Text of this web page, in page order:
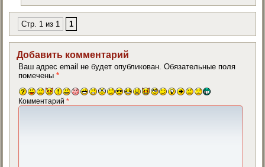
Стр. 1 из 1 1
Добавить комментарий
Ваш адрес email не будет опубликован. Обязательные поля
помечены*
Комментарий*